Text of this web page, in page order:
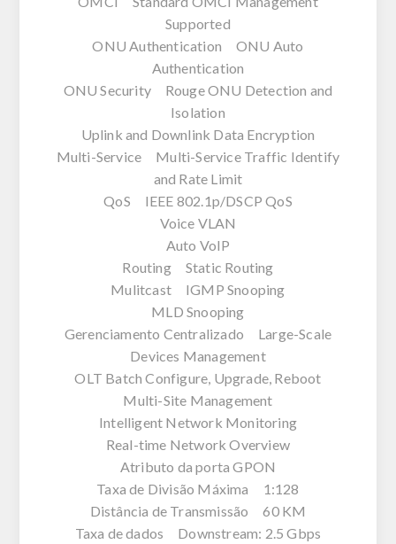
Supported
ONU Authentication ONU Auto
Authentication
ONU Security Rouge ONU Detection and
Isolation
Uplink and Downlink Data Encryption
Multi-Service Multi-Service Traffic Identify
and Rate Limit
QoS IEEE 802.1p/DSCP QoS
Voice VLAN
Auto VoIP
Routing Static Routing
Mulitcast IGMP Snooping
MLD Snooping
Gerenciamento Centralizado Large-Scale
Devices Management
OLT Batch Configure, Upgrade, Reboot
Multi-Site Management
Intelligent Network Monitoring
Real-time Network Overview
Atributo da porta GPON
Taxa de Divisão Máxima 1:128
Distância de Transmissão 60 KM
Taxa de dados Downstream: 2.5 Gbps